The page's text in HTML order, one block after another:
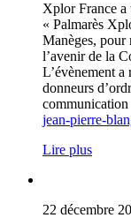
Xplor France a
« Palmarès
Manèges, pour
l’avenir de la
L’évènement
donneurs
jean-pierre-
Lire plus
22 décembre